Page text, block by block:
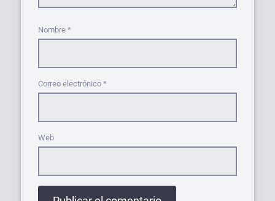
Nombre *
Correo electrónico *
Web